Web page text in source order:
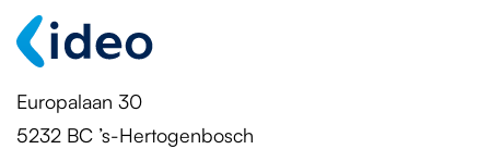
Europalaan 30
5232 BC ’s-Hertogenbosch